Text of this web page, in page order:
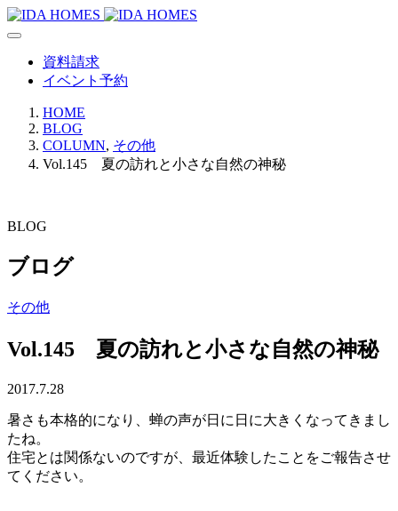
資料請求
イベント予約
HOME
BLOG
COLUMN, その他
Vol.145 夏の訪れと小さな自然の神秘
BLOG
ブログ
その他
Vol.145 夏の訪れと小さな自然の神秘
2017.7.28
暑さも本格的になり、蝉の声が日に日に大きくなってきまし
たね。
住宅とは関係ないのですが、最近体験したことをご報告させ
てください。